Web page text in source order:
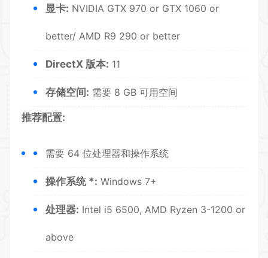
显卡: NVIDIA GTX 970 or GTX 1060 or
better/ AMD R9 290 or better
DirectX 版本: 11
存储空间: 需要 8 GB 可用空间
推荐配置:
需要 64 位处理器和操作系统
操作系统 *: Windows 7+
处理器: Intel i5 6500, AMD Ryzen 3-1200 or
above